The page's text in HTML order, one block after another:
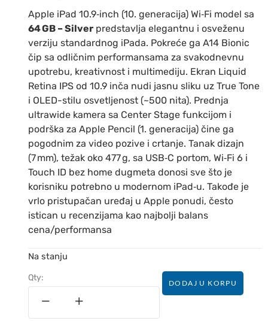
Apple iPad 10.9‑inch (10. generacija) Wi‑Fi model sa
64 GB – Silver predstavlja elegantnu i osveženu
verziju standardnog iPada. Pokreće ga A14 Bionic
čip sa odličnim performansama za svakodnevnu
upotrebu, kreativnost i multimediju. Ekran Liquid
Retina IPS od 10.9 inča nudi jasnu sliku uz True Tone
i OLED-stilu osvetljenost (~500 nita). Prednja
ultrawide kamera sa Center Stage funkcijom i
podrška za Apple Pencil (1. generacija) čine ga
pogodnim za video pozive i crtanje. Tanak dizajn
(7 mm), težak oko 477 g, sa USB‑C portom, Wi‑Fi 6 i
Touch ID bez home dugmeta donosi sve što je
korisniku potrebno u modernom iPad‑u. Takođe je
vrlo pristupačan uređaj u Apple ponudi, često
istican u recenzijama kao najbolji balans
cena/performansa
Na stanju
Qty:
DODAJ U KORPU